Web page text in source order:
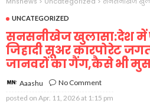
UNCATEGORIZED
सनसनीखेज खुलासा:देश में
जिहादी सूअर कारपोरेट
जानवरों का गैंग,कैसे भी
Aaashu
No Comment
posted on Apr. 11, 2026 at 1:15 pm